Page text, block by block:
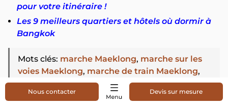
pour votre itinéraire !
Les 9 meilleurs quartiers et hôtels où dormir à
Bangkok
Mots clés: marche Maeklong, marche sur les
voies Maeklong, marche de train Maeklong,
Voie du commerce Maeklong,marche de train
Thailande
Nous contacter Devis sur mesure